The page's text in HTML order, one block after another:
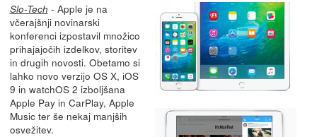
Slo-Tech - Apple je na
včerajšnji novinarski
konferenci izpostavil množico
prihajajočih izdelkov, storitev
in drugih novosti. Obetamo si
lahko novo verzijo OS X, iOS
9 in watchOS 2 izboljšana
Apple Pay in CarPlay, Apple
Music ter še nekaj manjših
osvežitev.